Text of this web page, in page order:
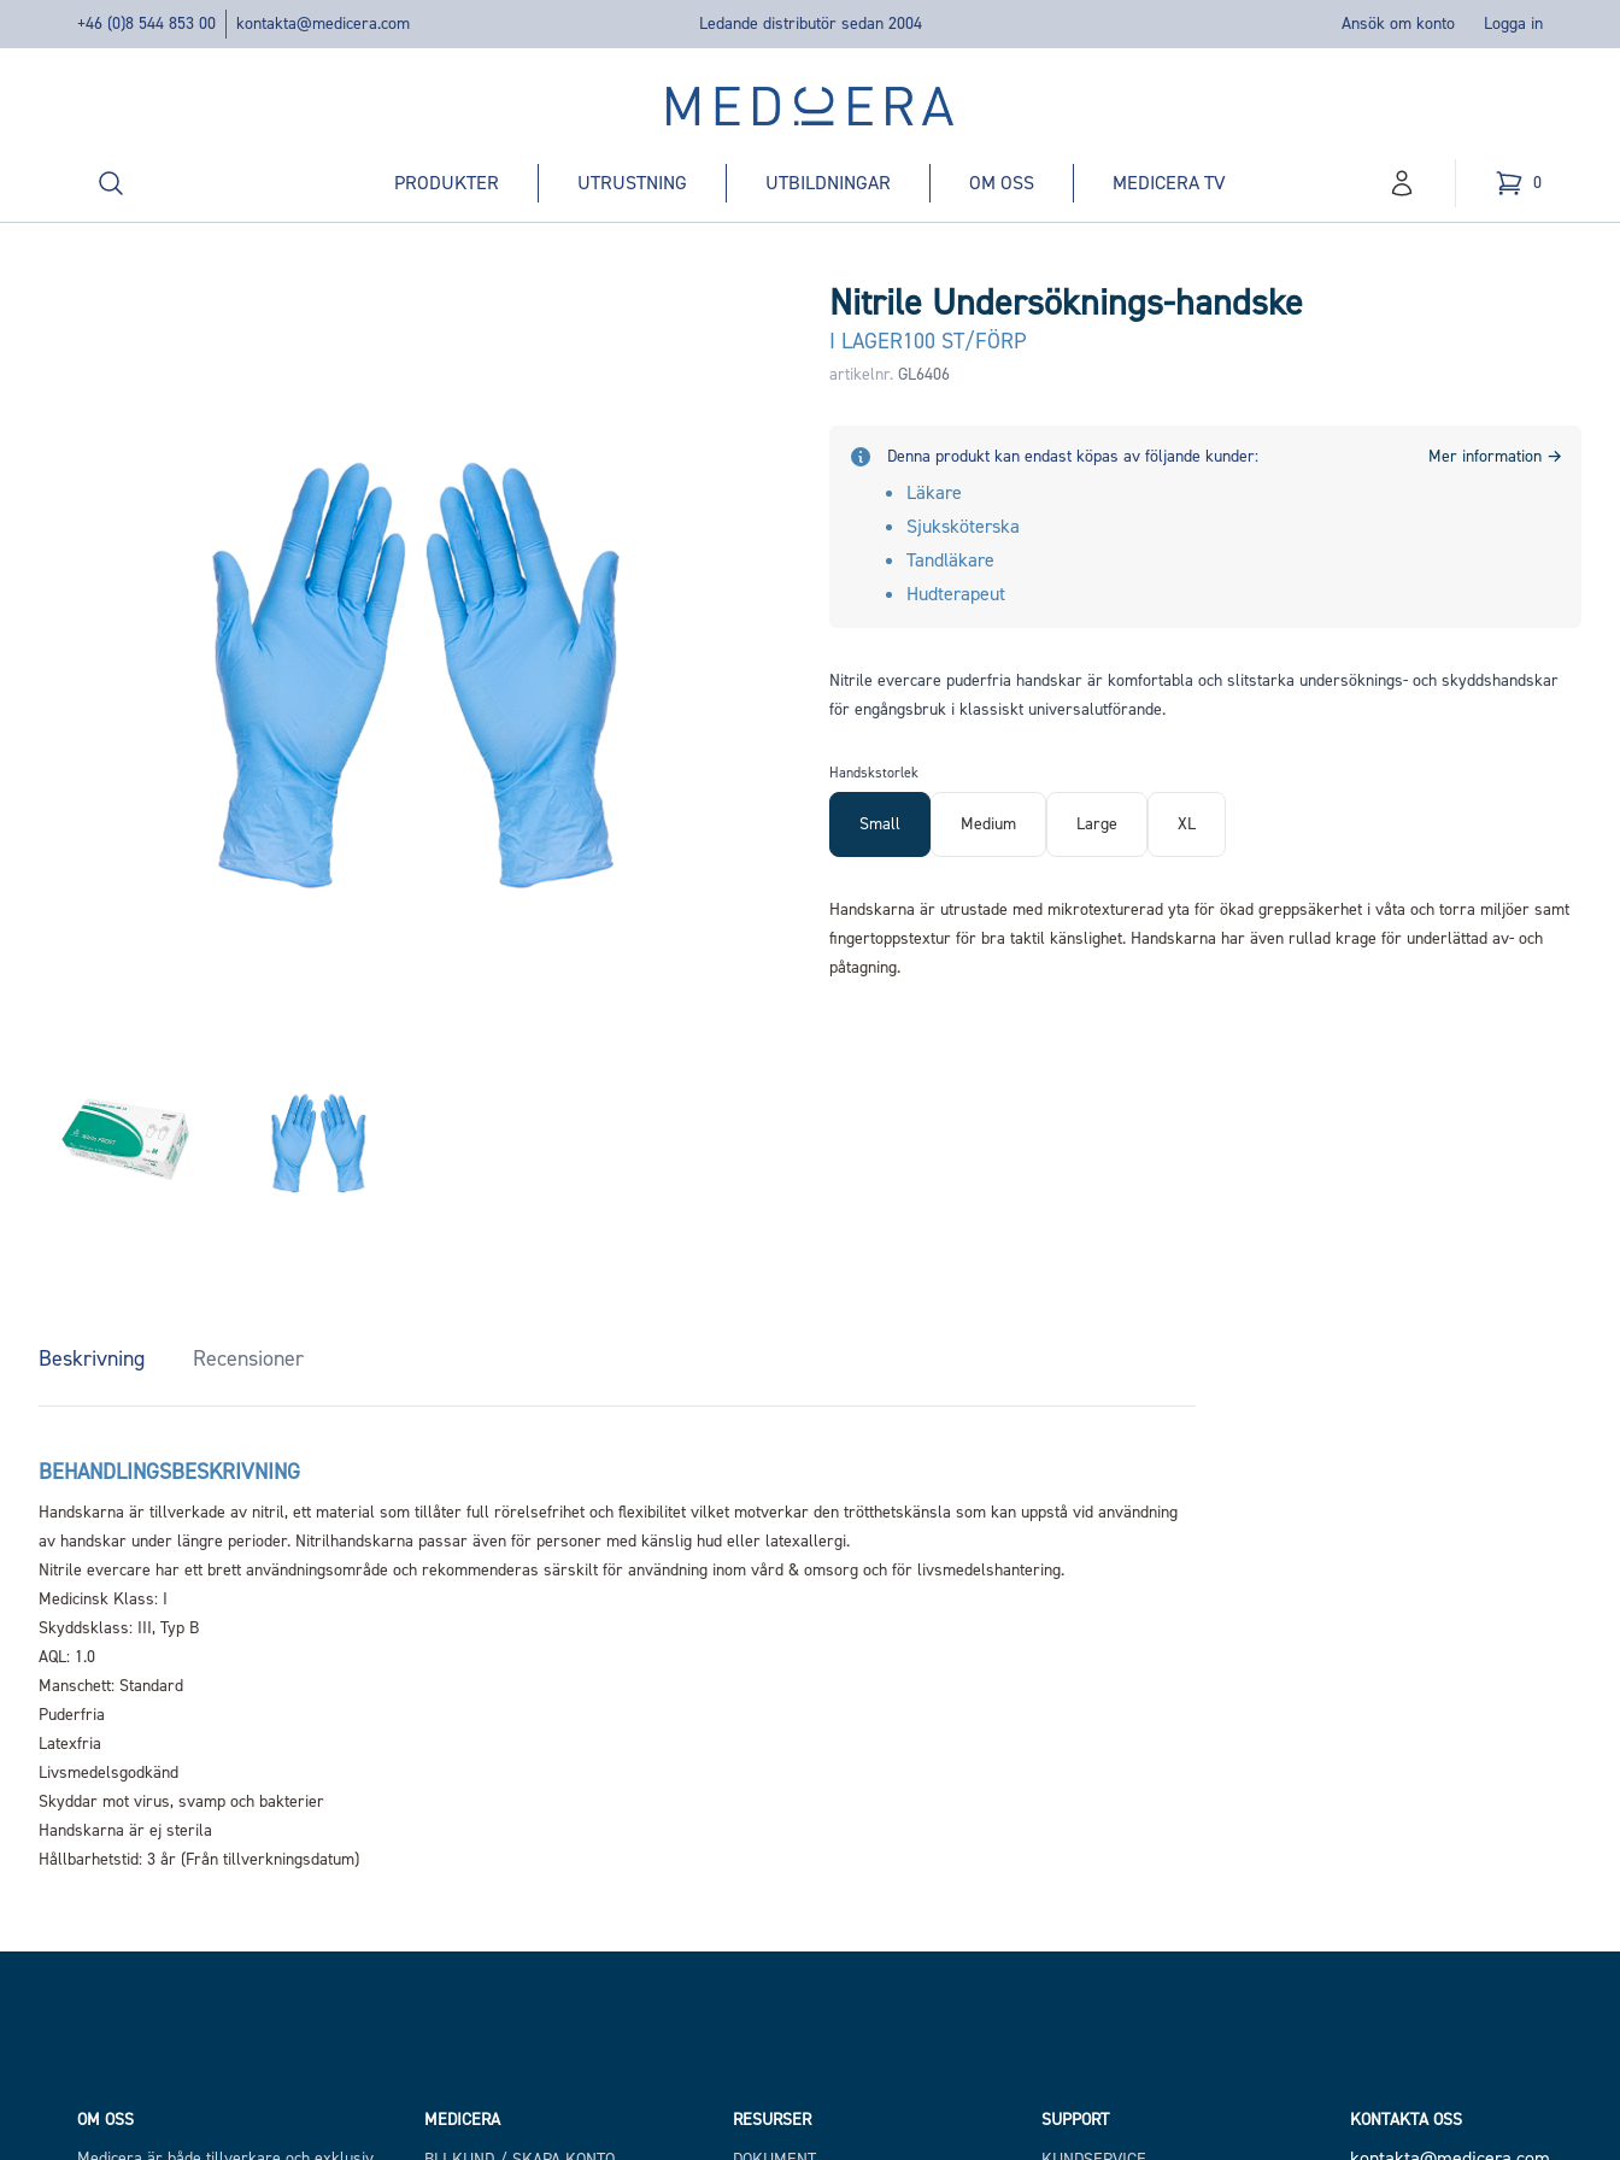
+46 (0)8 544 853 00 kontakta@medicera.com Ledande distributör sedan 2004 Ansök om konto Logga in
Medicera | New Medic Era AB
Sök PRODUKTER UTRUSTNING UTBILDNINGAR OM OSS MEDICERA TV konto Kundvagn
0
varor i
Nitrile Undersöknings-handske
I LAGER100 ST/FÖRP
artikelnr. GL6406
Denna produkt kan endast köpas av följande kunder: Mer information →
Läkare
Sjuksköterska
Tandläkare
Hudterapeut
Nitrile evercare puderfria handskar är komfortabla och slitstarka undersöknings- och skyddshandskar
för engångsbruk i klassiskt universalutförande.
Handskstorlek
Small Medium Large XL
Handskarna är utrustade med mikrotexturerad yta för ökad greppsäkerhet i våta och torra miljöer samt
fingertoppstextur för bra taktil känslighet. Handskarna har även rullad krage för underlättad av- och
påtagning.
Beskrivning Recensioner
BEHANDLINGSBESKRIVNING
Handskarna är tillverkade av nitril, ett material som tillåter full rörelsefrihet och flexibilitet vilket motverkar den trötthetskänsla som kan uppstå vid användning
av handskar under längre perioder. Nitrilhandskarna passar även för personer med känslig hud eller latexallergi.
Nitrile evercare har ett brett användningsområde och rekommenderas särskilt för användning inom vård & omsorg och för livsmedelshantering.
Medicinsk Klass: I
Skyddsklass: III, Typ B
AQL: 1.0
Manschett: Standard
Puderfria
Latexfria
Livsmedelsgodkänd
Skyddar mot virus, svamp och bakterier
Handskarna är ej sterila
Hållbarhetstid: 3 år (Från tillverkningsdatum)
OM OSS
MEDICERA
RESURSER
SUPPORT
KONTAKTA OSS